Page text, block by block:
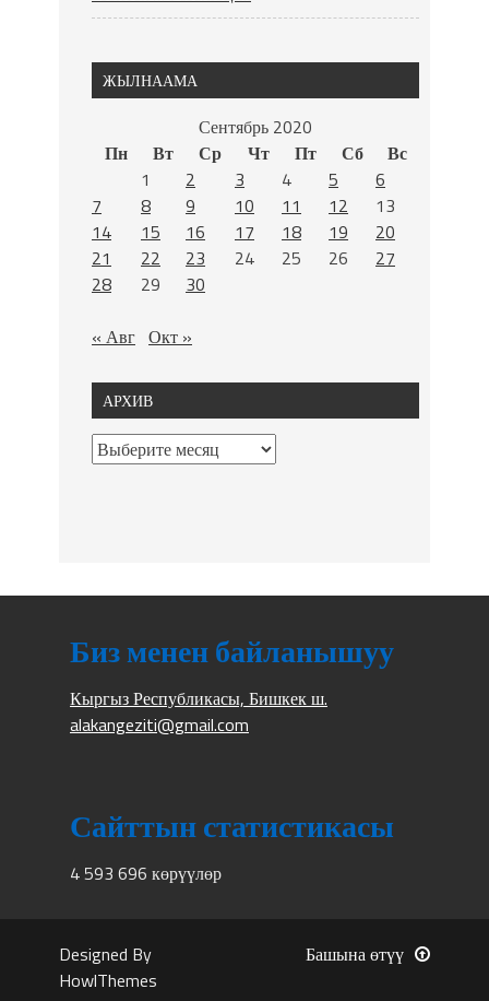
ЖЫЛНААМА
Сентябрь 2020
Пн
Вт Ср Чт Пт Сб
Вс
1
2 3 4 5
6
7
8 9 10 11 12
13
14
15 16 17 18 19
20
21
22 23 24 25 26
27
28
29
30
« Авг Окт »
АРХИВ
Биз менен байланышуу
Кыргыз Республикасы, Бишкек ш.
alakangeziti@gmail.com
Сайттын статистикасы
4 593 696 көрүүлөр
Designed By
HowlThemes
Башына өтүү